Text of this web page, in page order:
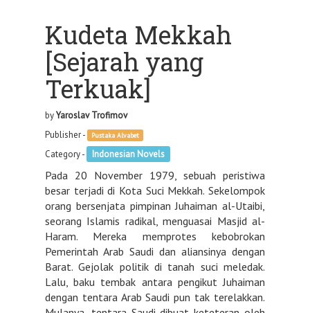
Kudeta Mekkah
[Sejarah yang
Terkuak]
byYaroslav Trofimov
Publisher -
Pustaka Alvabet
Category - Indonesian Novels
Pada 20 November 1979, sebuah peristiwa
besar terjadi di Kota Suci Mekkah. Sekelompok
orang bersenjata pimpinan Juhaiman al-Utaibi,
seorang Islamis radikal, menguasai Masjid al-
Haram. Mereka memprotes kebobrokan
Pemerintah Arab Saudi dan aliansinya dengan
Barat. Gejolak politik di tanah suci meledak.
Lalu, baku tembak antara pengikut Juhaiman
dengan tentara Arab Saudi pun tak terelakkan.